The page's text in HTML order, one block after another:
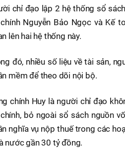
chỉ đạo lập 2 hệ thống sổ
Nguyễn Bảo Ngọc và Kế
lên hai hệ thống này.
đó, nhiều số liệu về tài sản,
mềm để theo dõi nội bộ.
chính Huy là người chỉ đạo
bỏ ngoài sổ sách nguồn
nghĩa vụ nộp thuế trong các
nước gần 30 tỷ đồng.